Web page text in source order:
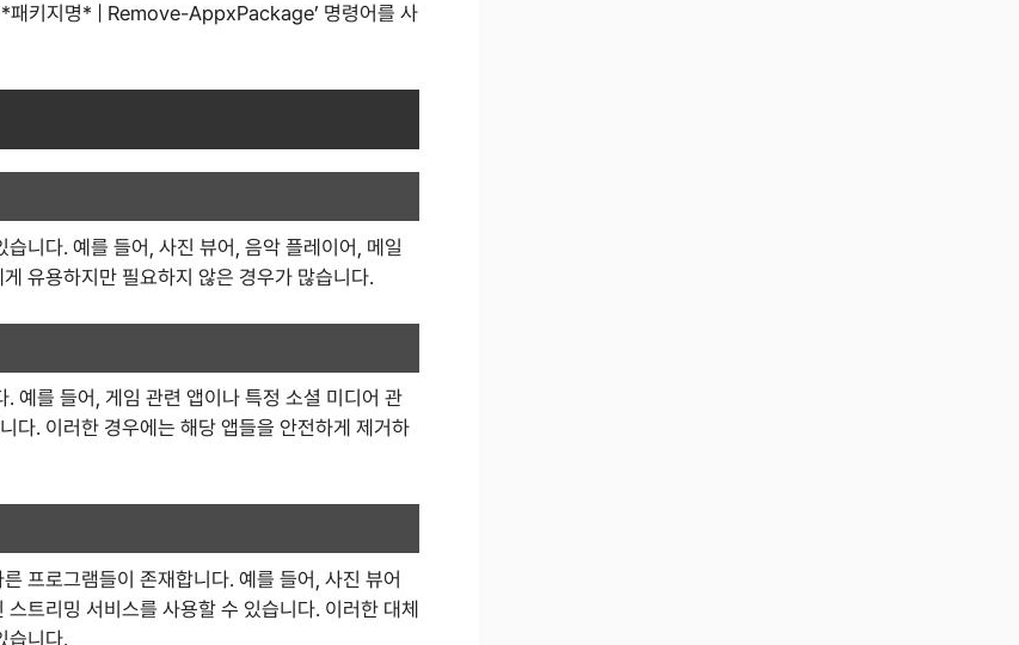
패키지명* | Remove-AppxPackage’ 명령어를 사
니다. 예를 들어, 사진 뷰어, 음악 플레이어, 메일
유용하지만 필요하지 않은 경우가 많습니다.
예를 들어, 게임 관련 앱이나 특정 소셜 미디어 관
다. 이러한 경우에는 해당 앱들을 안전하게 제거하
프로그램들이 존재합니다. 예를 들어, 사진 뷰어
트리밍 서비스를 사용할 수 있습니다. 이러한 대체
습니다.